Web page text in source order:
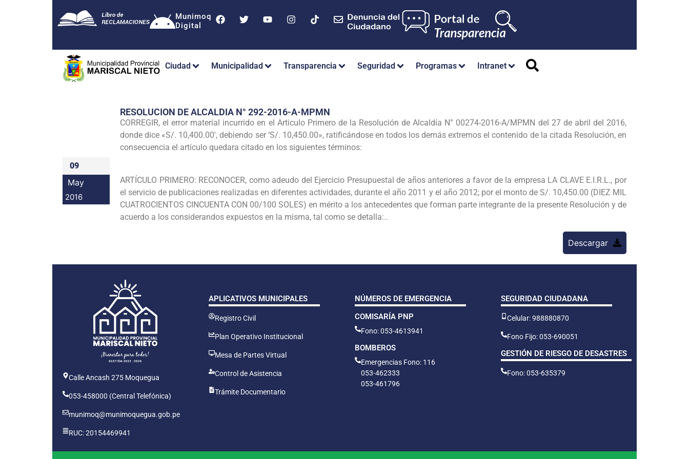
Munimoq
Digital
Ciudad Municipalidad Transparencia Seguridad Programas Intranet
09
May
2016
RESOLUCION DE ALCALDIA N° 292-2016-A-MPMN
CORREGIR, el error material incurrido en el Articulo Primero de la Resolución de Alcaldía N° 00274-2016-A/MPMN del 27 de abril del 2016,
donde dice «S/. 10,400.00′, debiendo ser ‘S/. 10,450.00», ratificándose en todos los demás extremos el contenido de la citada Resolución, en
consecuencia el artículo quedara citado en los siguientes términos:
ARTÍCULO PRIMERO: RECONOCER, como adeudo del Ejercicio Presupuestal de años anteriores a favor de la empresa LA CLAVE E.I.R.L., por
el servicio de publicaciones realizadas en diferentes actividades, durante el año 2011 y el año 2012; por el monto de S/. 10,450.00 (DIEZ MIL
CUATROCIENTOS CINCUENTA CON 00/100 SOLES) en mérito a los antecedentes que forman parte integrante de la presente Resolución y de
acuerdo a los considerandos expuestos en la misma, tal como se detalla:..
Descargar
Calle Ancash 275 Moquegua
053-458000 (Central Telefónica)
munimoq@munimoquegua.gob.pe
RUC: 20154469941
APLICATIVOS MUNICIPALES
Registro Civil
Plan Operativo Institucional
Mesa de Partes Virtual
Control de Asistencia
Trámite Documentario
NÚMEROS DE EMERGENCIA
COMISARÍA PNP
Fono: 053-4613941
BOMBEROS
Emergencias Fono: 116
053-462333
053-461796
SEGURIDAD CIUDADANA
Celular: 988880870
Fono Fijo: 053-690051
GESTIÓN DE RIESGO DE DESASTRES
Fono: 053-635379